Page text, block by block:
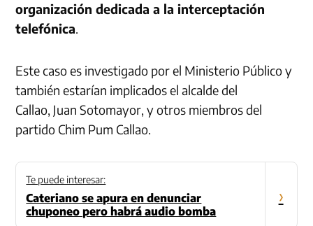
organización dedicada a la interceptación
telefónica.
Este caso es investigado por el Ministerio Público y
también estarían implicados el alcalde del
Callao, Juan Sotomayor, y otros miembros del
partido Chim Pum Callao.
Te puede interesar:
Cateriano se apura en denunciar
chuponeo pero habrá audio bomba
›